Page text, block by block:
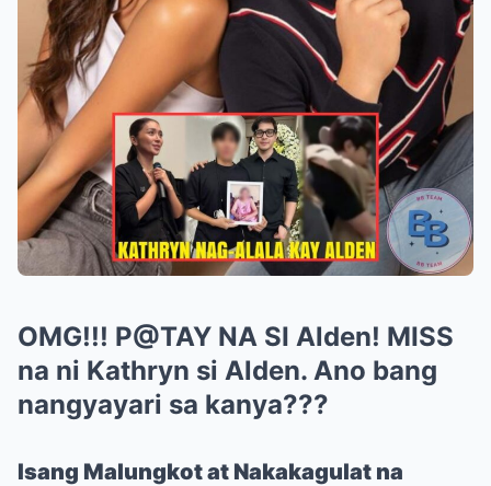
OMG!!! P@TAY NA SI Alden! MISS
na ni Kathryn si Alden. Ano bang
nangyayari sa kanya???
Isang Malungkot at Nakakagulat na